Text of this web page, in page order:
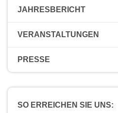
JAHRESBERICHT
VERANSTALTUNGEN
PRESSE
SO ERREICHEN SIE UNS: